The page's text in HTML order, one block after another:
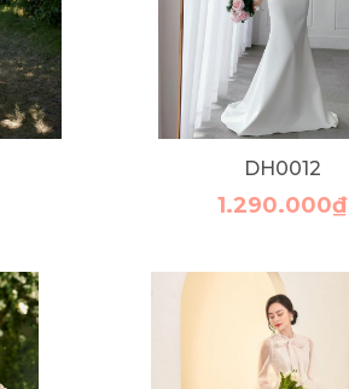
DH0012
1.290.000₫